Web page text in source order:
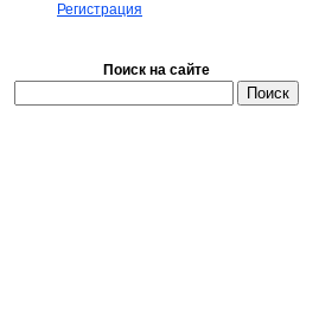
Регистрация
Поиск на сайте